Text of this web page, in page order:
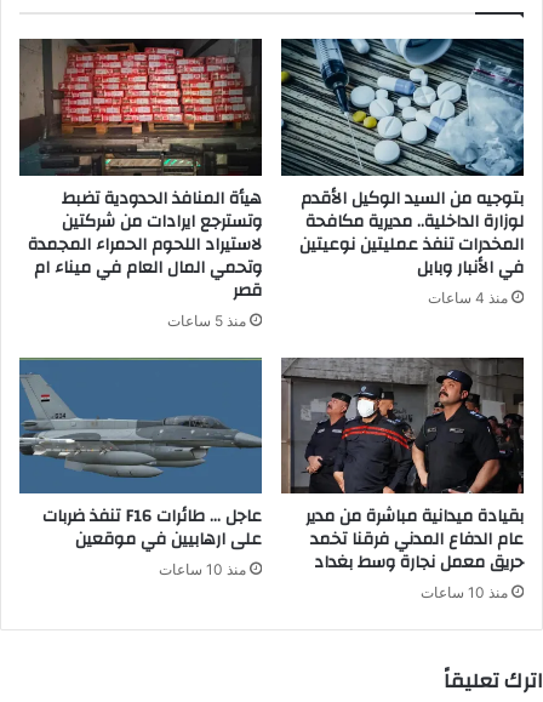
ا
ل
إ
ل
ك
ت
ر
و
ن
ي
بتوجيه من السيد الوكيل الأقدم
لوزارة الداخلية.. مديرية مكافحة
المخدرات تنفذ عمليتين نوعيتين
في الأنبار وبابل
منذ 4 ساعات
هيأة المنافذ الحدودية تضبط
وتسترجع ايرادات من شركتين
لاستيراد اللحوم الحمراء المجمدة
وتحمي المال العام في ميناء ام
قصر
منذ 5 ساعات
بقيادة ميدانية مباشرة من مدير
عام الدفاع المدني فرقنا تخمد
حريق معمل نجارة وسط بغداد
منذ 10 ساعات
عاجل … طائرات F16 تنفذ ضربات
على ارهابيين في موقعين
منذ 10 ساعات
اترك تعليقاً